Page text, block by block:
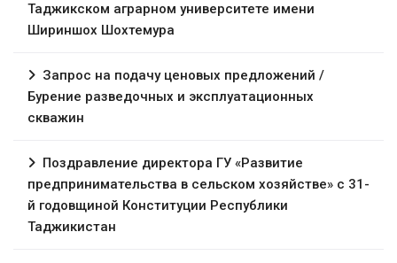
Таджикском аграрном университете имени
Шириншох Шохтемура
Запрос на подачу ценовых предложений /
Бурение разведочных и эксплуатационных
скважин
Поздравление директора ГУ «Развитие
предпринимательства в сельском хозяйстве» с 31-
й годовщиной Конституции Республики
Таджикистан